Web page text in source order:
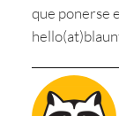
que ponerse